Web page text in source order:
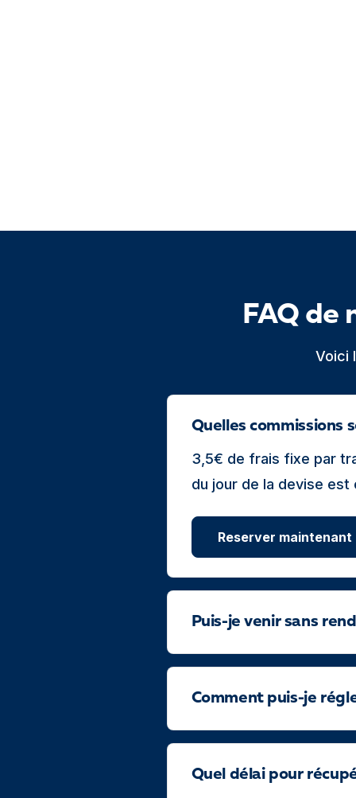
FAQ de
Voici
Quelles commissions
3,5€ de frais fixe par
du jour de la devise
Reserver maintenant
Puis-je venir sans
Comment puis-je
Quel délai pour